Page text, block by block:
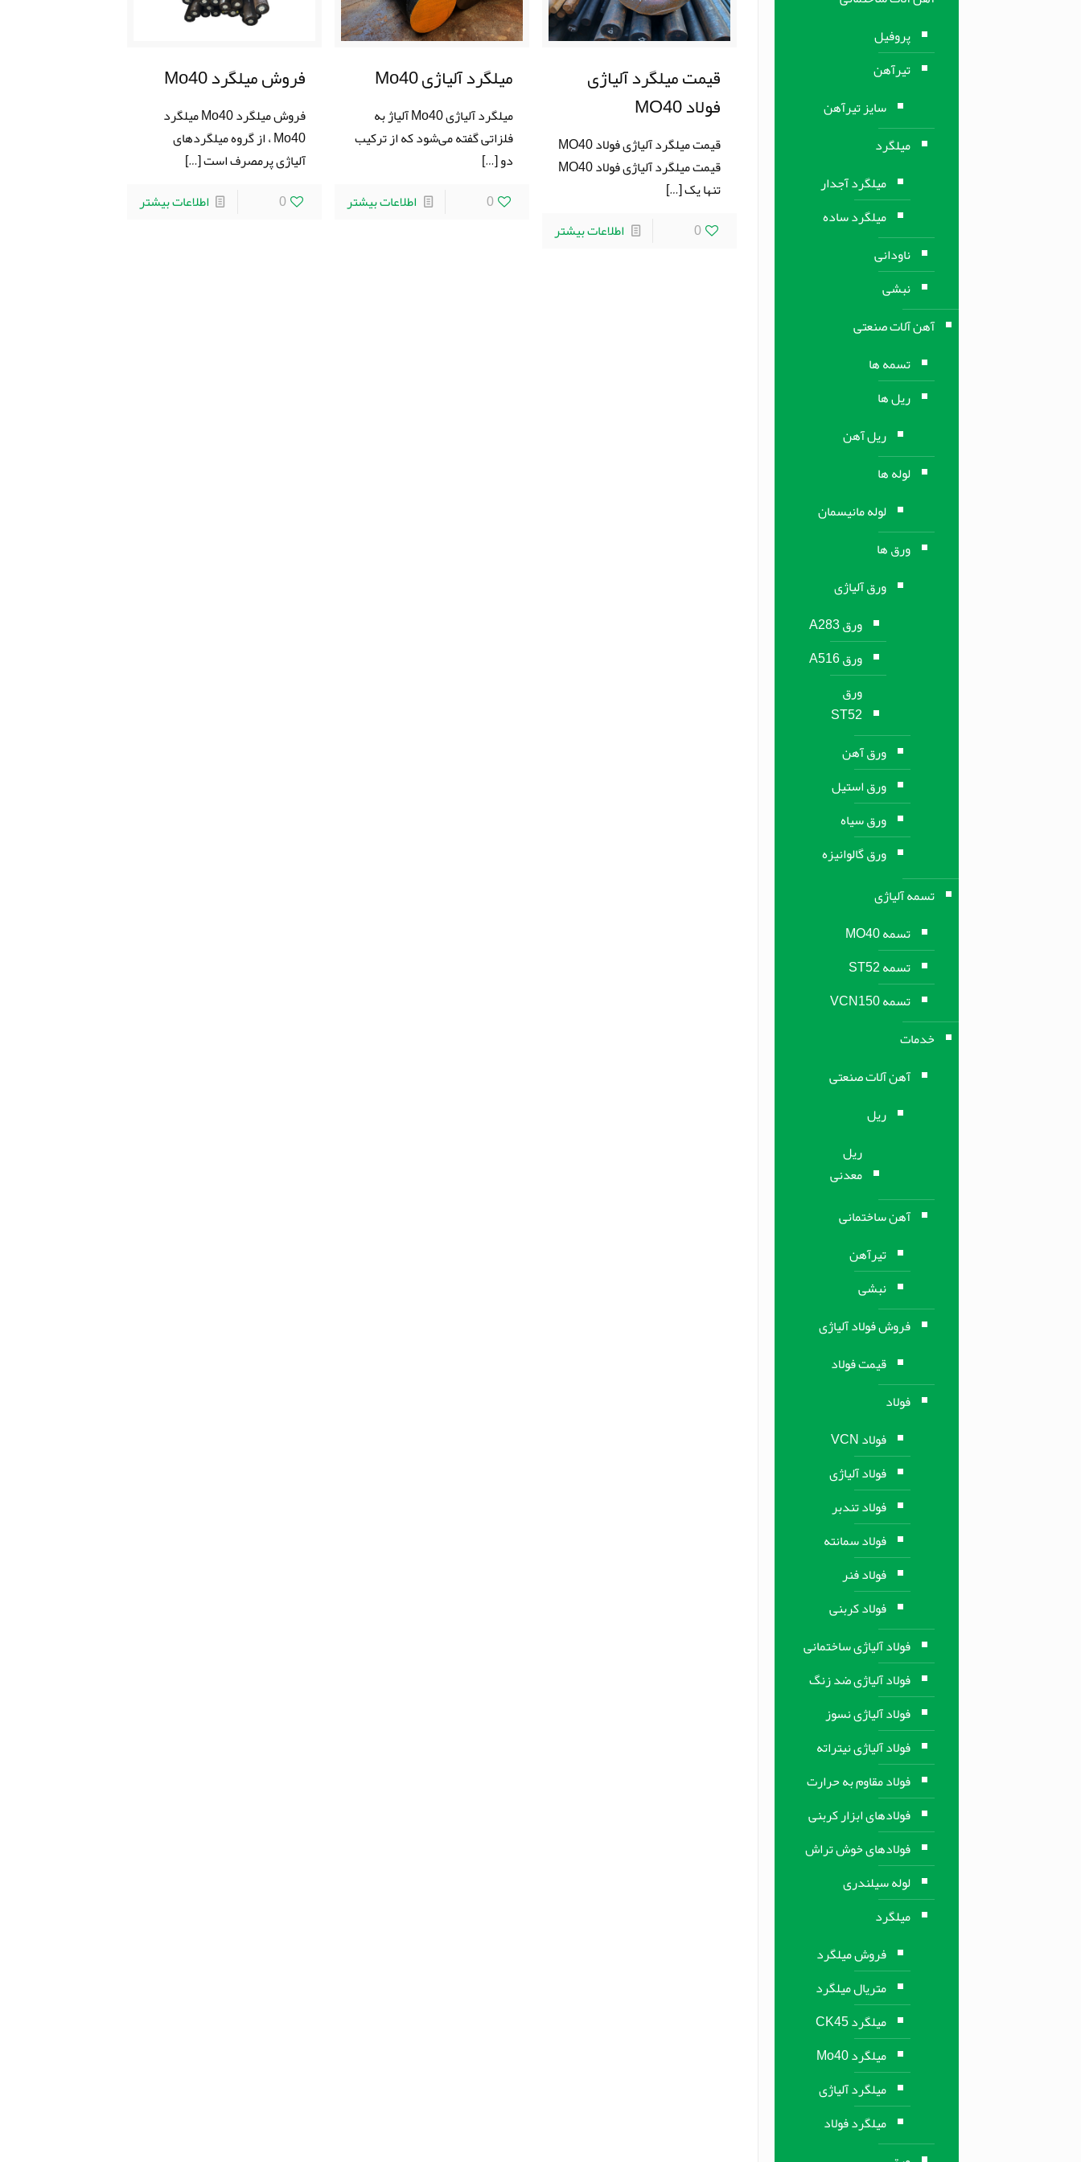
قیمت میلگرد آلیاژی
فولاد MO40
قیمت میلگرد آلیاژی فولاد MO40
قیمت میلگرد آلیاژی فولاد MO40
تنها یک[…]
0
اطلاعات بیشتر
میلگرد آلیاژی Mo40
میلگرد آلیاژی Mo40 آلیاژ به
فلزاتی گفته می‌شود که از ترکیب
دو[…]
0
اطلاعات بیشتر
فروش میلگرد Mo40
فروش میلگرد Mo40 میلگرد
Mo40 ، از گروه میلگردهای
آلیاژی پرمصرف است[…]
0
اطلاعات بیشتر
پروفیل
تیرآهن
سایز تیرآهن
میلگرد
میلگرد آجدار
میلگرد ساده
ناودانی
نبشی
آهن آلات صنعتی
تسمه ها
ریل ها
ریل آهن
لوله ها
لوله مانیسمان
ورق ها
ورق آلیاژی
ورق A283
ورق A516
ورق
ST52
ورق آهن
ورق استیل
ورق سیاه
ورق گالوانیزه
تسمه آلیاژی
تسمه MO40
تسمه ST52
تسمه VCN150
خدمات
آهن آلات صنعتی
ریل
ریل
معدنی
آهن ساختمانی
تیرآهن
نبشی
فروش فولاد آلیاژی
قیمت فولاد
فولاد
فولاد VCN
فولاد آلیاژی
فولاد تندبر
فولاد سمانته
فولاد فنر
فولاد کربنی
فولاد آلیاژی ساختمانی
فولاد آلیاژی ضد زنگ
فولاد آلیاژی نسوز
فولاد آلیاژی نیتراته
فولاد مقاوم به حرارت
فولادهای ابزار کربنی
فولادهای خوش تراش
لوله سیلندری
میلگرد
فروش میلگرد
متریال میلگرد
میلگرد CK45
میلگرد Mo40
میلگرد آلیاژی
میلگرد فولاد